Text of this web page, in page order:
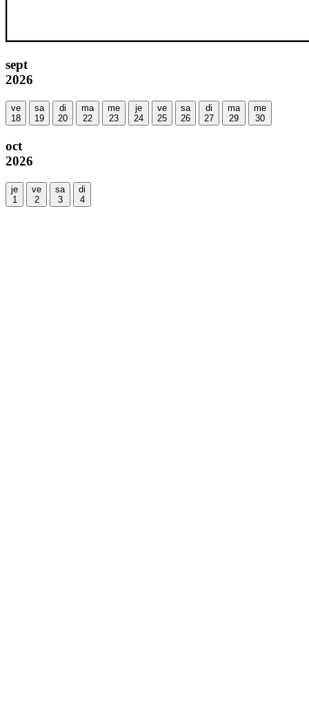
sept
2026
ve
18
sa
19
di
20
ma
22
me
23
je
24
ve
25
sa
26
di
27
ma
29
me
30
oct
2026
je
1
ve
2
sa
3
di
4